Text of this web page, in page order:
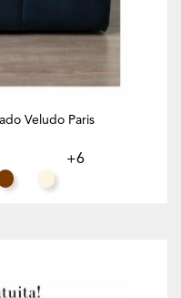
Veludo Paris
ChocolateBranco Creme
+6